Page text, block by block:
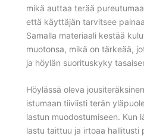
mikä auttaa terää
että käyttäjän tarvitsee
Samalla materiaali kestää
muotonsa, mikä on tärkeää,
ja höylän suorituskyky
Höylässä oleva
istumaan tiiviisti terän
lastun muodostumiseen. Kun
lastu taittuu ja irtoaa hallitusti